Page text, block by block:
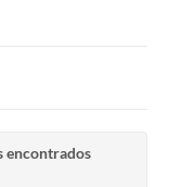
encontrados